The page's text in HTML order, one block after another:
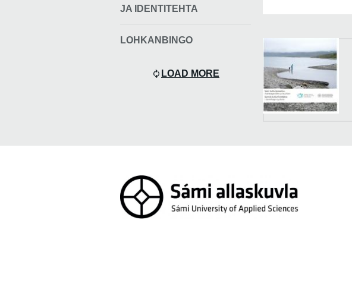
JA IDENTITEHTA
LOHKANBINGO
LOAD MORE